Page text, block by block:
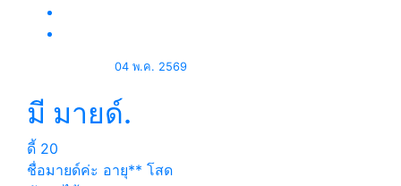
04 พ.ค. 2569
มี มายด์.
ดี้ 20
ชื่อมายด์ค่ะ อายุ** โสด